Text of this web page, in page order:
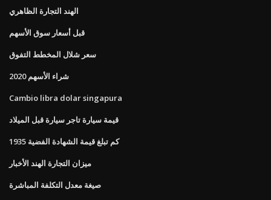
الهند التجارة الظاهري
قبل أسعار سوق الأسهم
سعر شلال المخطط التفوق
شراء الأسهم 2020
Cambio libra dolar singapura
قيمة سيارة تاجر سيارة قبل الميلاد
كم تبلغ قيمة الشهادة الفضية 1935
ميزان التجارة الهند الأخبار
صيغة معدل التكلفة المباشرة